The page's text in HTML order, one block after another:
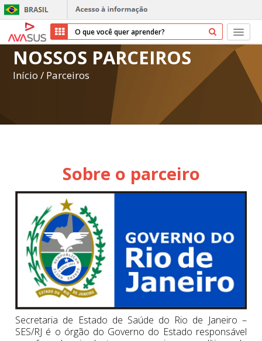
Início
Parceiros
Transparência
Entrar
Cadastrar
pt_br
NOSSOS PARCEIROS
Início / Parceiros
Sobre o parceiro
Secretaria de Estado de Saúde do Rio de Janeiro –
SES/RJ é o órgão do Governo do Estado responsável